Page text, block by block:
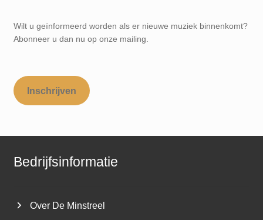
Wilt u geïnformeerd worden als er nieuwe muziek binnenkomt?
Abonneer u dan nu op onze mailing.
Inschrijven
Bedrijfsinformatie
Over De Minstreel